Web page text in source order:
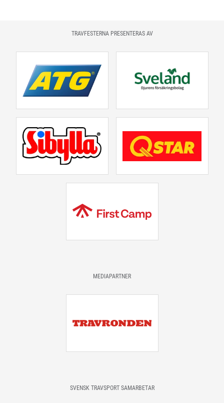
TRAVFESTERNA PRESENTERAS AV
MEDIAPARTNER
SVENSK TRAVSPORT SAMARBETAR